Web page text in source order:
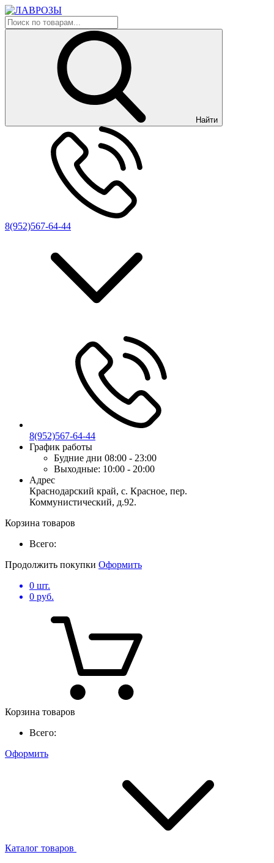
Найти
8(952)567-64-44
8(952)567-64-44
График работы
Будние дни 08:00 - 23:00
Выходные: 10:00 - 20:00
Адрес
Краснодарский край, с. Красное, пер.
Коммунистический, д.92.
Корзина товаров
Всего:
Продолжить покупки Оформить
0 шт.
0 руб.
Корзина товаров
Всего:
Оформить
Каталог товаров